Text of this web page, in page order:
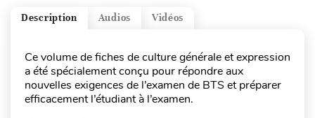
Vidéos
Audios
Description
Ce volume de fiches de culture générale et expression
a été spécialement conçu pour répondre aux
nouvelles exigences de l’examen de BTS et préparer
efficacement l’étudiant à l’examen.